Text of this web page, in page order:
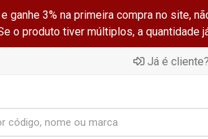
ganhe 3% na primeira compra no site,
o produto tiver múltiplos, a quantidade
Já é